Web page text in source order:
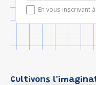
En vous inscrivant
Cultivons